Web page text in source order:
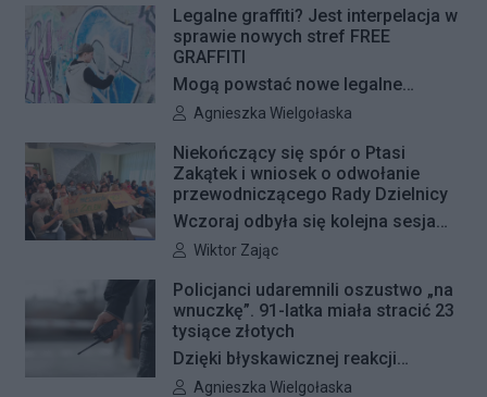
pojawią się jeszcze w tym roku.
Legalne graffiti? Jest interpelacja w
sprawie nowych stref FREE
GRAFFITI
Mogą powstać nowe legalne
miejsca do wykonywania graffiti.
interpelację, w której proponuje
wyznaczenie kolejnych stref FREE
GRAFFITI we współpracy z
Zarządem Dróg Miejskich.
Autor artykułu:
Agnieszka Wielgołaska
Niekończący się spór o Ptasi
Zakątek i wniosek o odwołanie
przewodniczącego Rady Dzielnicy
Wczoraj odbyła się kolejna sesja
poświęcona procedowaniu
Rady Dzielnicy Żoliborz w sprawie
zaniechania budowy zespołu
przedszkolno-żłobkowego przy ul.
Ficowskiego. Po blisko pięciu
Autor artykułu:
Wiktor Zając
Policjanci udaremnili oszustwo „na
wnuczkę”. 91-latka miała stracić 23
tysiące złotych
Dzięki błyskawicznej reakcji
kryminalnych 91-letnia mieszkanka
Autor artykułu:
Agnieszka Wielgołaska